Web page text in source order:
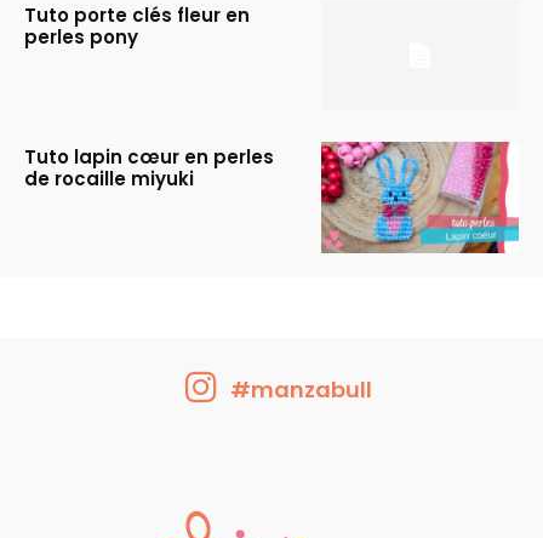
Tuto porte clés fleur en
perles pony
Tuto lapin cœur en perles
de rocaille miyuki
#manzabull